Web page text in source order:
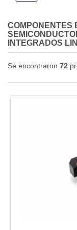
COMPONENTES
INTEGRADOS
Se encontraron 72